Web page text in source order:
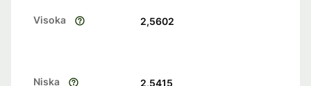
Visoka 2,5602
Niska 2,5415